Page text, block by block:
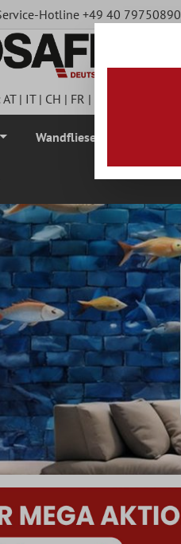
Hotline +49 40 79750890
AT| IT| CH | FR |
Wandfliesen